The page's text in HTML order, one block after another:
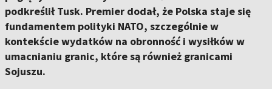
podkreślił Tusk. Premier dodał, że Polska staje się
fundamentem polityki NATO, szczególnie w
kontekście wydatków na obronność i wysiłków w
umacnianiu granic, które są również granicami
Sojuszu.